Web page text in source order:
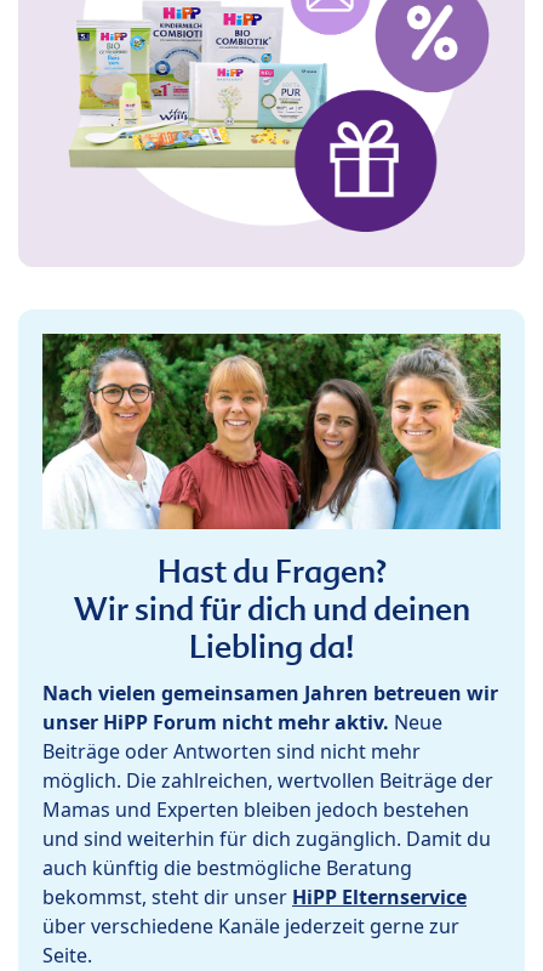
Hast du Fragen?
Wir sind für dich und deinen
Liebling da!
Nach vielen gemeinsamen Jahren betreuen wir
unser HiPP Forum nicht mehr aktiv. Neue
Beiträge oder Antworten sind nicht mehr
möglich. Die zahlreichen, wertvollen Beiträge der
Mamas und Experten bleiben jedoch bestehen
und sind weiterhin für dich zugänglich. Damit du
auch künftig die bestmögliche Beratung
bekommst, steht dir unser HiPP Elternservice
über verschiedene Kanäle jederzeit gerne zur
Seite.